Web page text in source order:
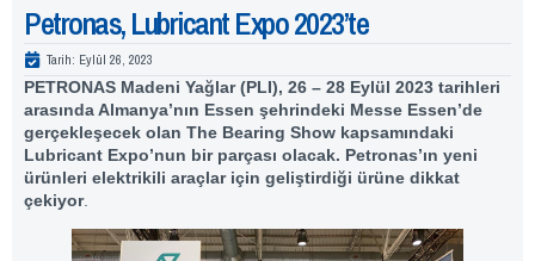
Petronas, Lubricant Expo 2023’te
Tarih: Eylül 26, 2023
PETRONAS Madeni Yağlar (PLI), 26 – 28 Eylül 2023 tarihleri
arasında Almanya’nın Essen şehrindeki Messe Essen’de
gerçekleşecek olan The Bearing Show kapsamındaki
Lubricant Expo’nun bir parçası olacak. Petronas’ın yeni
ürünleri elektrikili araçlar için geliştirdiği ürüne dikkat
çekiyor.